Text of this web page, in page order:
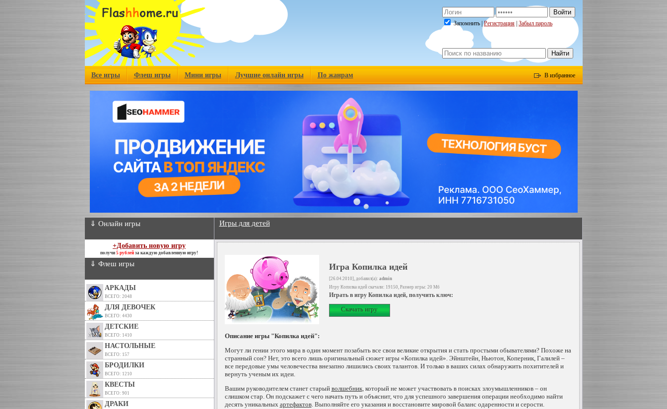
Запомнить |Регистрация Забыл пароль
Все игры Флеш игры Мини игры Лучшие онлайн игры По жанрам В избранное
⇓ Онлайн игры
+Добавить новую игру
получи 5 рублей за каждую добавленную игру!
⇓ Флеш игры
АРКАДЫ
ВСЕГО: 2048
ДЛЯ ДЕВОЧЕК
ВСЕГО: 4430
ДЕТСКИЕ
ВСЕГО: 1410
НАСТОЛЬНЫЕ
ВСЕГО: 157
БРОДИЛКИ
ВСЕГО: 1210
КВЕСТЫ
ВСЕГО: 901
ДРАКИ
Игры для детей
Игра Копилка идей
[26.04.2010], добавил(а): admin
Игру Копилка идей скачали: 19150, Размер игры: 20 Мб
Играть в игру Копилка идей, получить ключ:
Скачать игру
Описание игры "Копилка идей":
Могут ли гении этого мира в один момент позабыть все свои великие открытия и стать простыми обывателями? Похоже на
странный сон? Нет, это всего лишь оригинальный сюжет игры «Копилка идей». Эйнштейн, Ньютон, Коперник, Галилей –
все передовые умы человечества внезапно лишились своих талантов. И только в ваших силах обнаружить похитителей и
вернуть ученым их идеи.
Вашим руководителем станет старый волшебник, который не может участвовать в поисках злоумышленников – он
слишком стар. Он подскажет с чего начать путь и объяснит, что для успешного завершения операции необходимо найти
десять уникальных артефактов. Выполняйте его указания и восстановите мировой баланс одаренности и серости.